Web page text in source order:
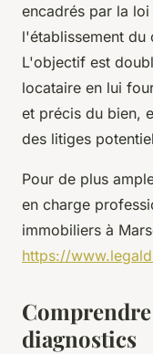
encadrés par la
l'établissement du
L'objectif est
locataire en lui
et précis du bien,
des litiges
Pour de plus
en charge
immobiliers à
https://
diagnostics